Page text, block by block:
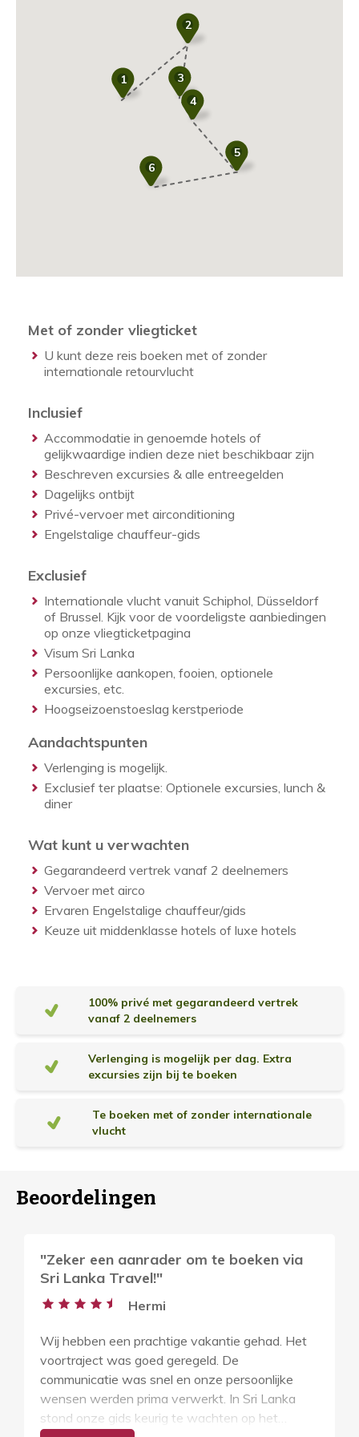
1
2
3
4
5
6
Met of zonder vliegticket
U kunt deze reis boeken met of zonder
internationale retourvlucht
Inclusief
Accommodatie in genoemde hotels of
gelijkwaardige indien deze niet beschikbaar zijn
Beschreven excursies & alle entreegelden
Dagelijks ontbijt
Privé-vervoer met airconditioning
Engelstalige chauffeur-gids
Exclusief
Internationale vlucht vanuit Schiphol, Düsseldorf
of Brussel. Kijk voor de voordeligste aanbiedingen
op onze vliegticketpagina
Visum Sri Lanka
Persoonlijke aankopen, fooien, optionele
excursies, etc.
Hoogseizoenstoeslag kerstperiode
Aandachtspunten
Verlenging is mogelijk.
Exclusief ter plaatse: Optionele excursies, lunch &
diner
Wat kunt u verwachten
Gegarandeerd vertrek vanaf 2 deelnemers
Vervoer met airco
Ervaren Engelstalige chauffeur/gids
Keuze uit middenklasse hotels of luxe hotels
r
100% privé met gegarandeerd vertrek
vanaf 2 deelnemers
Verlenging is mogelijk per dag. Extra
excursies zijn bij te boeken
Te boeken met of zonder internationale
vlucht
Beoordelingen
"Zeker een aanrader om te boeken via
Sri Lanka Travel!"
Hermi
Wij hebben een prachtige vakantie gehad. Het
voortraject was goed geregeld. De
communicatie was snel en onze persoonlijke
wensen werden prima verwerkt. In Sri Lanka
stond onze gids keurig te wachten op het